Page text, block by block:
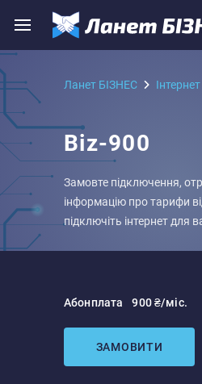
Ланет БІЗНЕС Iнтернет
Biz-900
Замовте підключення,
інформацію про тарифи
підключіть інтернет для
ЗАМОВИТИ
Абонплата 900 ₴/міс.